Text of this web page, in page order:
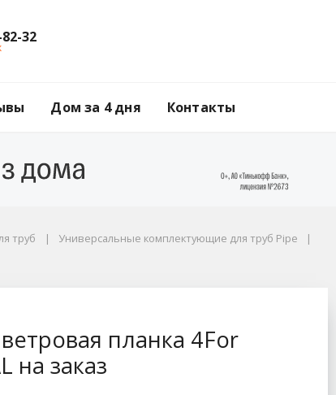
32
Дом за 4 дня Контакты
труб
Универсальные комплектующие для труб Pipe
планка 4For
на заказ